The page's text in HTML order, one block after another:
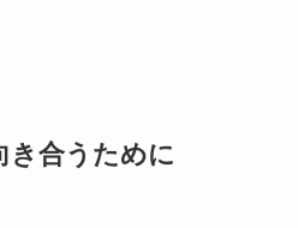
き合うために